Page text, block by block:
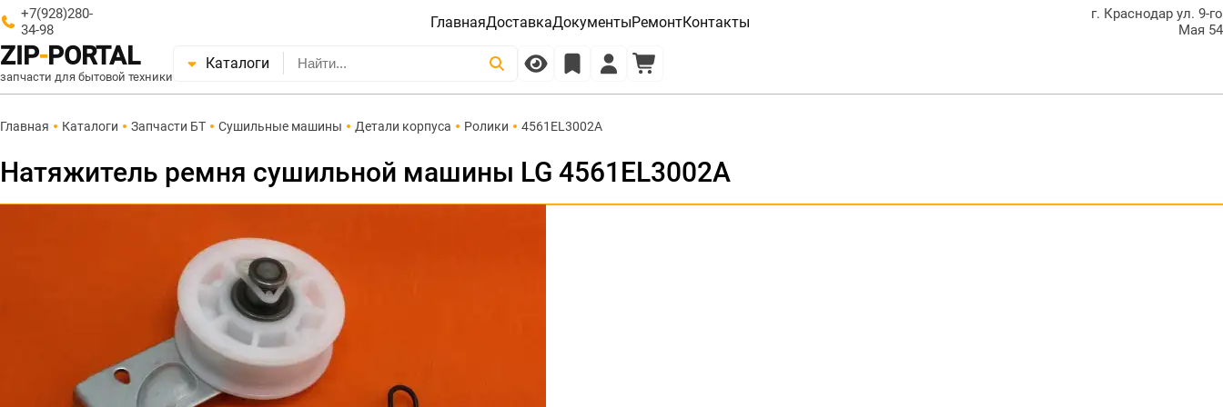
+7(928)280-
34-98
ГлавнаяДоставкаДокументыРемонтКонтакты
г. Краснодар ул. 9-го
Мая 54
ZIP-PORTAL
запчасти для бытовой техники
Каталоги
Главная Каталоги Запчасти БТ Сушильные машины Детали корпуса Ролики 4561EL3002A
Натяжитель ремня сушильной машины LG 4561EL3002A